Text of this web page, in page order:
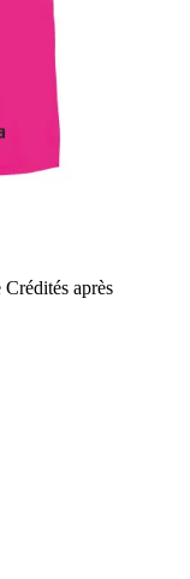
Crédités après